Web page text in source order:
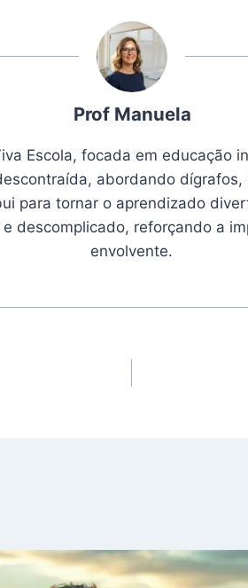
Prof Manuela
Escola, focada em educação
abordando
para tornar o aprendizado
descomplicado, reforçando a
envolvente.